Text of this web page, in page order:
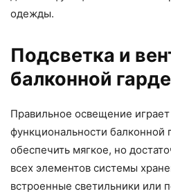
одежды.
Подсветка и
балконной
Правильное освещение
функциональности балконной
обеспечить мягкое, но
всех элементов системы
встроенные светильники или